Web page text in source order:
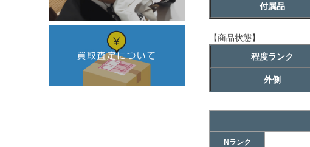
付属品
【商品状態】
程度ランク
外側
Nランク